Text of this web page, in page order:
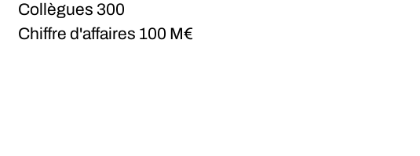
Collègues 300
Chiffre d'affaires 100 M€